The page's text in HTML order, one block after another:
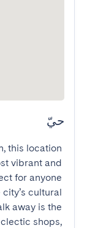
حيّ
this location
vibrant and
for anyone
cultural
away is the
shops,